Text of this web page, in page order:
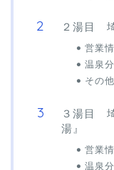
２湯目
営業
温泉
その
３湯目
湯』
営業
温泉